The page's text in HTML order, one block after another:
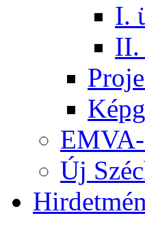
I.
II.
Új